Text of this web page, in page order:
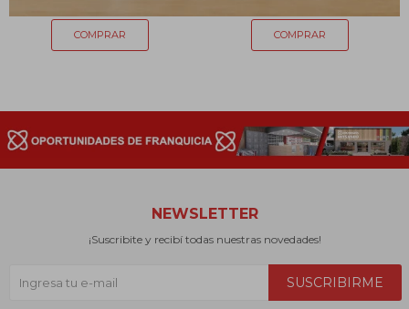
NEWSLETTER
¡Suscribite y recibí todas nuestras novedades!
SUSCRIBIRME